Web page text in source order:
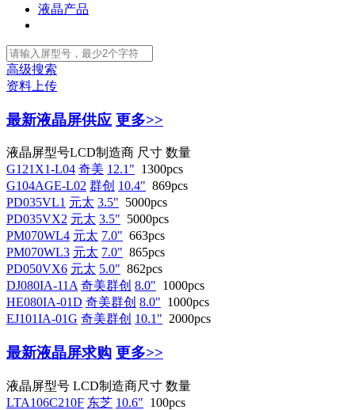
液晶产品
高级搜索
资料上传
最新液晶屏供应 更多>>
液晶屏型号LCD制造商 尺寸 数量
G121X1-L04 奇美 12.1" 1300pcs
G104AGE-L02 群创 10.4" 869pcs
PD035VL1 元太 3.5" 5000pcs
PD035VX2 元太 3.5" 5000pcs
PM070WL4 元太 7.0" 663pcs
PM070WL3 元太 7.0" 865pcs
PD050VX6 元太 5.0" 862pcs
DJ080IA-11A 奇美群创 8.0" 1000pcs
HE080IA-01D 奇美群创 8.0" 1000pcs
EJ101IA-01G 奇美群创 10.1" 2000pcs
最新液晶屏求购 更多>>
液晶屏型号 LCD制造商尺寸 数量
LTA106C210F 东芝 10.6" 100pcs